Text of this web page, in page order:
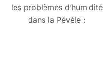
les problèmes d’humidité
dans la Pévèle :